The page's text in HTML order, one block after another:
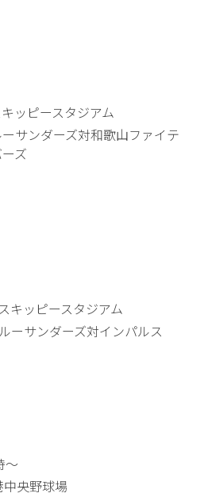
ッピースタジアム
サンダーズ対和歌山ファイテ
ズ
キッピースタジアム
ーサンダーズ対インパルス
～
中央野球場